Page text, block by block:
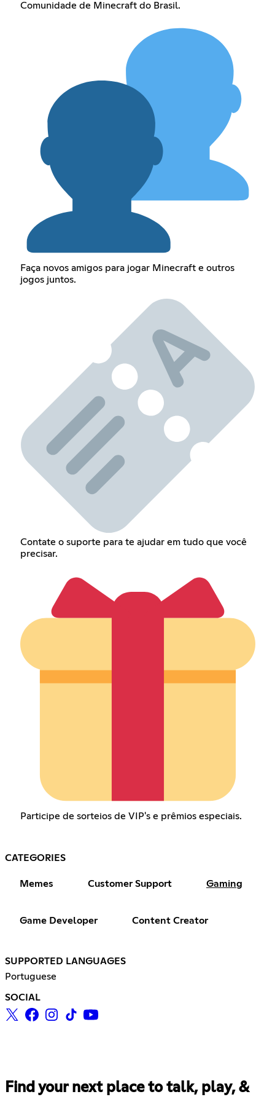
Comunidade de Minecraft do Brasil.
Faça novos amigos para jogar Minecraft e outros
jogos juntos.
Contate o suporte para te ajudar em tudo que você
precisar.
Participe de sorteios de VIP's e prêmios especiais.
CATEGORIES
Memes Customer Support Gaming
Game Developer Content Creator
SUPPORTED LANGUAGES
Portuguese
SOCIAL
Find your next place to talk, play, &